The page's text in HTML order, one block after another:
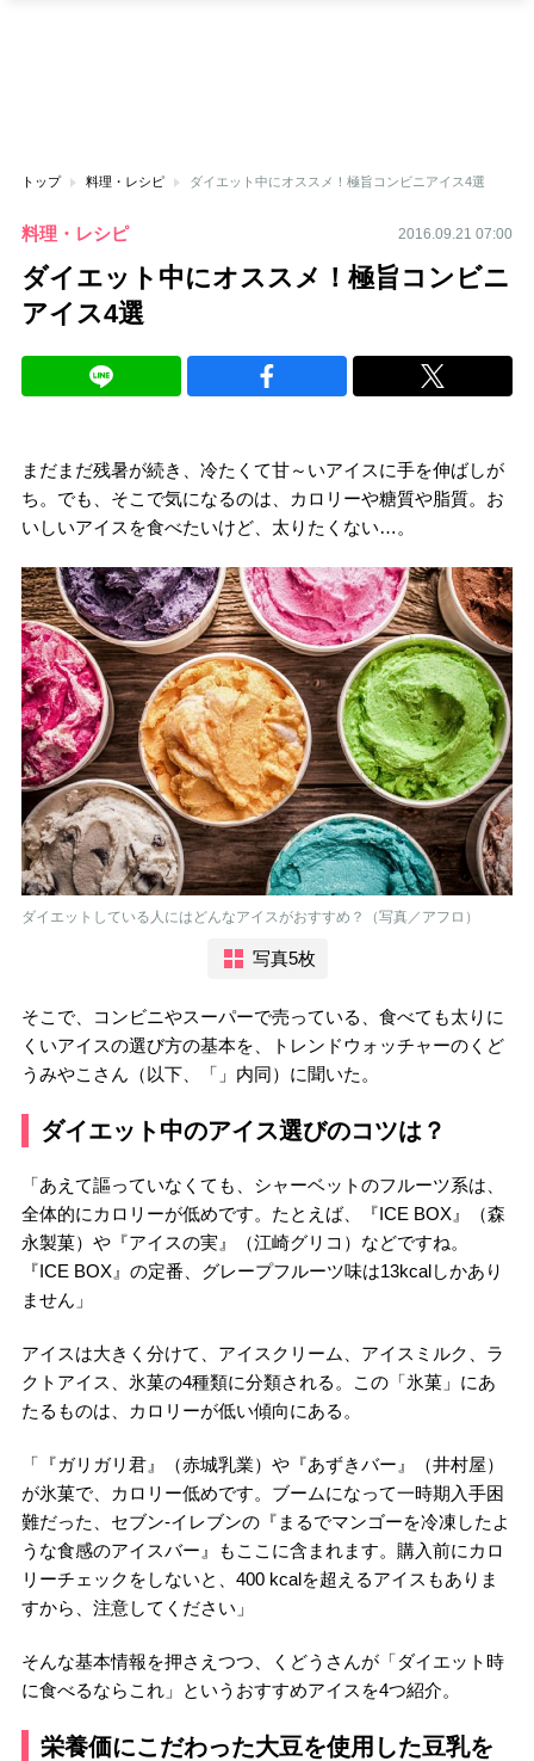
トップ 料理・レシピ ダイエット中にオススメ！極旨コンビニアイス4選
料理・レシピ 2016.09.21 07:00
ダイエット中にオススメ！極旨コンビニ
アイス4選
まだまだ残暑が続き、冷たくて甘～いアイスに手を伸ばしが
ち。でも、そこで気になるのは、カロリーや糖質や脂質。お
いしいアイスを食べたいけど、太りたくない…。
ダイエットしている人にはどんなアイスがおすすめ？（写真／アフロ）
写真5枚
そこで、コンビニやスーパーで売っている、食べても太りに
くいアイスの選び方の基本を、トレンドウォッチャーのくど
うみやこさん（以下、「」内同）に聞いた。
ダイエット中のアイス選びのコツは？
「あえて謳っていなくても、シャーベットのフルーツ系は、
全体的にカロリーが低めです。たとえば、『ICE BOX』（森
永製菓）や『アイスの実』（江崎グリコ）などですね。
『ICE BOX』の定番、グレープフルーツ味は13kcalしかあり
ません」
アイスは大きく分けて、アイスクリーム、アイスミルク、ラ
クトアイス、氷菓の4種類に分類される。この「氷菓」にあ
たるものは、カロリーが低い傾向にある。
「『ガリガリ君』（赤城乳業）や『あずきバー』（井村屋）
が氷菓で、カロリー低めです。ブームになって一時期入手困
難だった、セブン-イレブンの『まるでマンゴーを冷凍したよ
うな食感のアイスバー』もここに含まれます。購入前にカロ
リーチェックをしないと、400 kcalを超えるアイスもありま
すから、注意してください」
そんな基本情報を押さえつつ、くどうさんが「ダイエット時
に食べるならこれ」というおすすめアイスを4つ紹介。
栄養価にこだわった大豆を使用した豆乳を